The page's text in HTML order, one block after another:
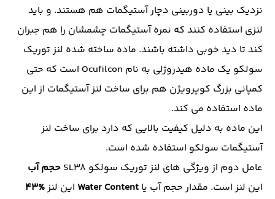
نزدیک بینی یا دوربینی دچار آستیگمات هم هستند. و باید
لنزی استفاده کنند که نمره آستیگمات چشمشان را هم جبران
کند تا دید خوبی داشته باشند. ماده ساخته شده لنز توریک
سولکو یک ماده هیدروژلی به نام Ocufilcon است که حتی
کمپانی بزرگ کوپرویژن هم برای ساخت لنز آستیگمات از این
ماده استفاده می کند.
این ماده به دلیل کیفیت بالایی که دارد برای ساخت لنز
آستیگمات سولکو استفاده شده است.
عامل دوم از ویژگی های لنز توریک سولکو SL38
حجم آب
این لنز است. مقدار حجم آب یا Water Content این لنز%43